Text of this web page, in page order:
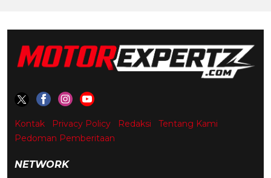
Kontak Privacy Policy Redaksi
Tentang Kami
Pedoman Pemberitaan
NETWORK